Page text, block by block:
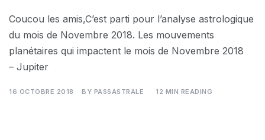
Coucou les amis,C’est parti pour l’analyse astrologique
du mois de Novembre 2018. Les mouvements
planétaires qui impactent le mois de Novembre 2018
– Jupiter
16 OCTOBRE 2018 BY PASSASTRALE 12 MIN READING